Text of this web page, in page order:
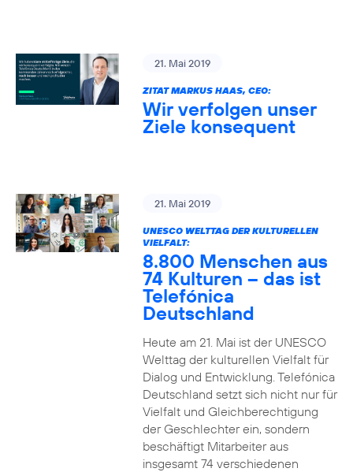
21. Mai 2019
ZITAT MARKUS HAAS, CEO:
Wir verfolgen unser
Ziele konsequent
21. Mai 2019
UNESCO WELTTAG DER KULTURELLEN
VIELFALT:
8.800 Menschen aus
74 Kulturen – das ist
Telefónica
Deutschland
Heute am 21. Mai ist der UNESCO
Welttag der kulturellen Vielfalt für
Dialog und Entwicklung. Telefónica
Deutschland setzt sich nicht nur für
Vielfalt und Gleichberechtigung
der Geschlechter ein, sondern
beschäftigt Mitarbeiter aus
insgesamt 74 verschiedenen